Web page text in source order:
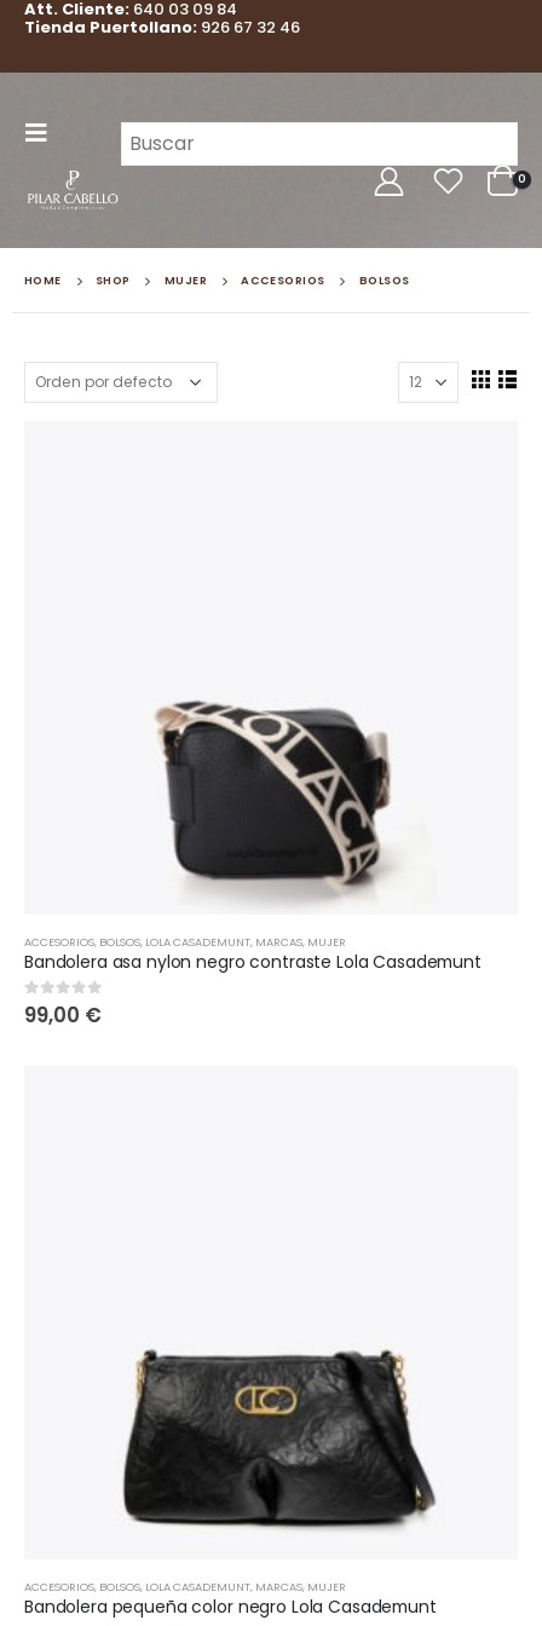
Att. Cliente: 640 03 09 84
Tienda Puertollano: 926 67 32 46
0
HOME SHOP MUJER ACCESORIOS BOLSOS
ACCESORIOS, BOLSOS, LOLA CASADEMUNT, MARCAS, MUJER
Bandolera asa nylon negro contraste Lola Casademunt
0out of 5
99,00 €
ACCESORIOS, BOLSOS, LOLA CASADEMUNT, MARCAS, MUJER
Bandolera pequeña color negro Lola Casademunt